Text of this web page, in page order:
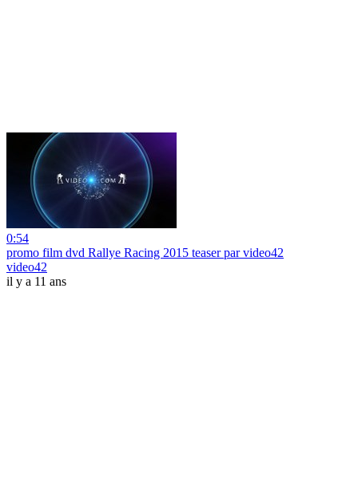
0:54
promo film dvd Rallye Racing 2015 teaser par video42
video42
il y a 11 ans